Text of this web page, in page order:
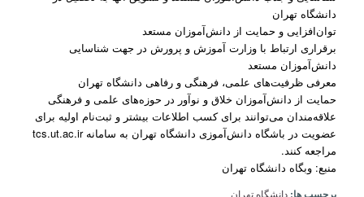
دانشگاه تهران
توان‌افزایی و حمایت از دانش‌آموزان مستعد
برقراری ارتباط با وزارت آموزش و پرورش در جهت شناسایی
دانش‌آموزان مستعد
معرفی ظرفیت‌های علمی، فرهنگی و رفاهی دانشگاه تهران
حمایت از دانش‌آموزان خلاق و نوآور در حوزه‌های علمی و فرهنگی
علاقه‌مندان می‌توانند برای کسب اطلاعات بیشتر و ثبت‌نام اولیه برای
عضویت در باشگاه دانش‌آموزی دانشگاه تهران به سامانه tcs.ut.ac.ir
مراجعه کنند.
منبع: وبگاه دانشگاه تهران
دانشگاه تهران